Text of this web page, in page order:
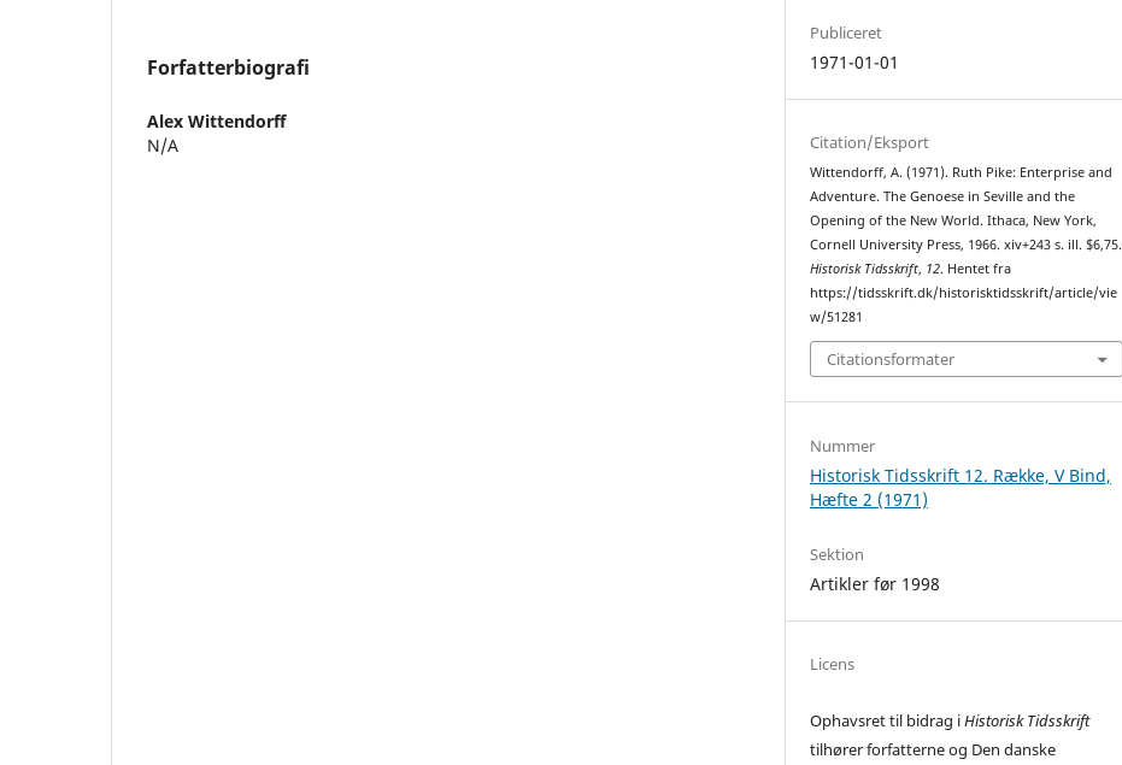
Forfatterbiografi
Alex Wittendorff
N/A
Publiceret
1971-01-01
Citation/Eksport
Wittendorff, A. (1971). Ruth Pike: Enterprise and
Adventure. The Genoese in Seville and the
Opening of the New World. Ithaca, New York,
Cornell University Press, 1966. xiv+243 s. ill. $6,75.
Historisk Tidsskrift, 12. Hentet fra
https://tidsskrift.dk/historisktidsskrift/article/vie
w/51281
Citationsformater
Nummer
Historisk Tidsskrift 12. Række, V Bind,
Hæfte 2 (1971)
Sektion
Artikler før 1998
Licens
Ophavsret til bidrag iHistorisk Tidsskrift
tilhører forfatterne og Den danske